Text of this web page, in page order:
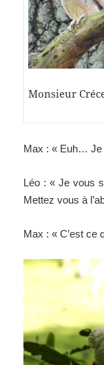
Monsieur
Max : « Euh… Je
Léo : « Je vous
Mettez vous à
Max : « C’est ce